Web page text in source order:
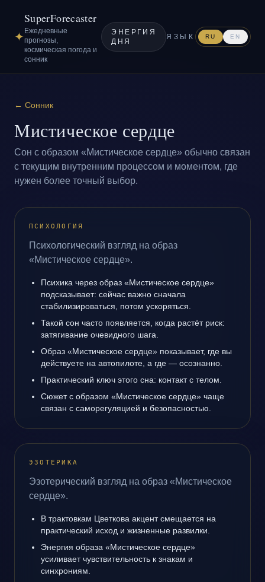
✦
SuperForecaster
Ежедневные
прогнозы,
космическая погода и
сонник
ЭНЕРГИЯ
ДНЯ
ЯЗЫК RU EN
← Сонник
Мистическое сердце
Сон с образом «Мистическое сердце» обычно связан
с текущим внутренним процессом и моментом, где
нужен более точный выбор.
ПСИХОЛОГИЯ
Психологический взгляд на образ
«Мистическое сердце».
Психика через образ «Мистическое сердце»
подсказывает: сейчас важно сначала
стабилизироваться, потом ускоряться.
Такой сон часто появляется, когда растёт риск:
затягивание очевидного шага.
Образ «Мистическое сердце» показывает, где вы
действуете на автопилоте, а где — осознанно.
Практический ключ этого сна: контакт с телом.
Сюжет с образом «Мистическое сердце» чаще
связан с саморегуляцией и безопасностью.
ЭЗОТЕРИКА
Эзотерический взгляд на образ «Мистическое
сердце».
В трактовкам Цветкова акцент смещается на
практический исход и жизненные развилки.
Энергия образа «Мистическое сердце»
усиливает чувствительность к знакам и
синхрониям.